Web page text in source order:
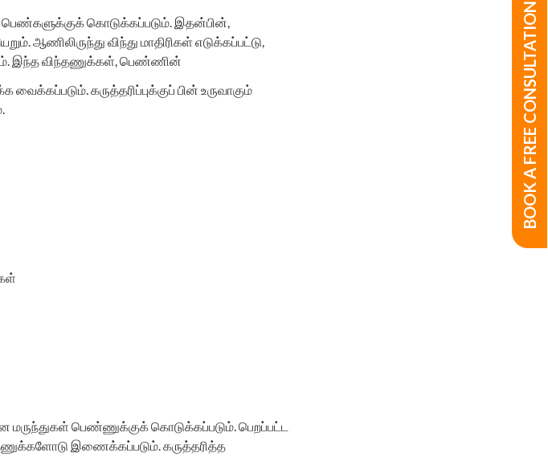
கொடுக்கப்படும். இதன்பின்,
ஆணிலிருந்து விந்து மாதிரிகள் எடுக்கப்பட்டு,
இந்த விந்தணுக்கள், பெண்ணின்
வைக்கப்படும். கருத்தரிப்புக்குப் பின் உருவாகும்
பெண்ணுக்குக் கொடுக்கப்படும். பெறப்பட்ட
இணைக்கப்படும். கருத்தரித்த
BOOK A FREE CONSULTATION